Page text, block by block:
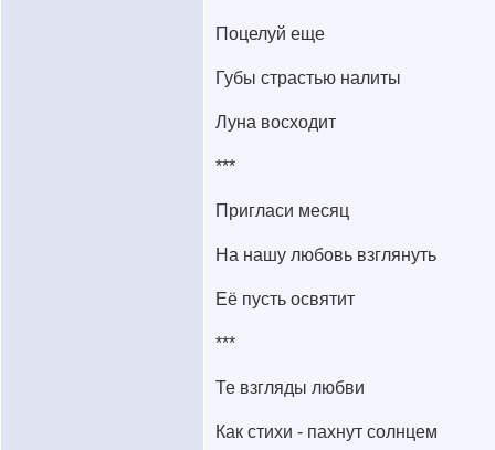
Поцелуй еще
Губы страстью налиты
Луна восходит
***
Пригласи месяц
На нашу любовь взглянуть
Её пусть освятит
***
Те взгляды любви
Как стихи - пахнут солнцем